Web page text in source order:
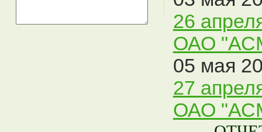
26
ОАО
05 мая
27
ОАО